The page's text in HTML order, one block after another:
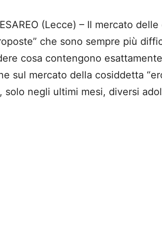
(Lecce) – Il mercato
che sono sempre più
cosa contengono
sul mercato della cosiddetta
solo negli ultimi mesi, diversi